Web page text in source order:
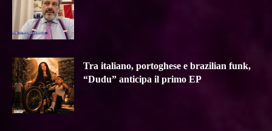
Tra italiano, portoghese e brazilian funk,
“Dudu” anticipa il primo EP